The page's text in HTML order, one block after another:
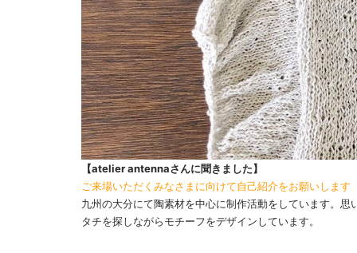
【atelier antennaさんに聞きました】
ご来場いただくみなさまに向けて自己紹介をお願いします
九州の大分にて陶素材を中心に制作活動をしています。
タチを探しながらモチーフをデザインしています。